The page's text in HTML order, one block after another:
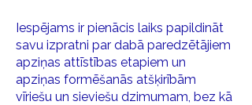
Iespējams ir pienācis laiks papildināt
savu izpratni par dabā paredzētājiem
apziņas attīstības etapiem un
apziņas formēšanās atšķirībām
vīriešu un sieviešu dzimumam, bez kā